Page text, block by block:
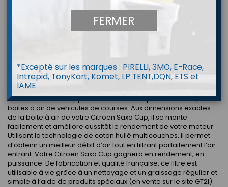
Purchased before 2PM : shipped today!
Type filtre : Filtre COMPETITION remplacement origine GREEN
FILTER
Affectation : Citroën Saxo Cup
Green FILTER développe des filtres hautes performances pour
boites à air de vehicules de courses. Aux dimensions exactes
de la boite à air de votre Citroën Saxo Cup, il se monte
facilement et améliore aussitôt le rendement de votre moteur.
Utilisant la technologie de coton huilé multicouches, il permet
d’obtenir un meilleur débit d’air tout en filtrant parfaitement l’air
entrant. Votre Citroën Saxo Cup gagnera en rendement, en
puissance. De fabrication et qualité française, ce filtre est
utilisable à vie grâce à un nettoyage et un graissage régulier et
simple à l’aide de produits spéciaux (en vente sur le site GT2I).
FERMER
*Excepté sur les marques : PIRELLI, 3MO, E-Race,
Intrepid, TonyKart, Komet, LP TENT,DQN, ETS et
IAME